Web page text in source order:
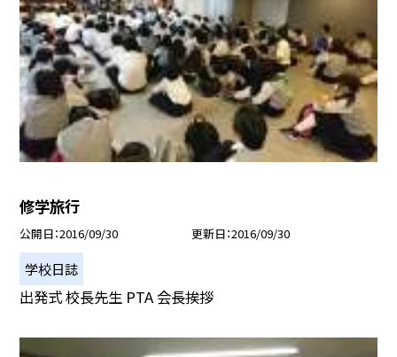
修学旅行
公開日 2016/09/30 更新日 2016/09/30
学校日誌
出発式 校長先生 PTA 会長挨拶